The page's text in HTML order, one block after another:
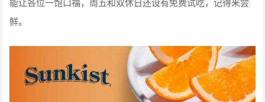
鲜。